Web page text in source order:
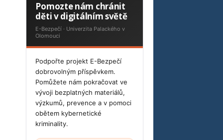
Pomozte nám chránit
děti v digitálním světě
E-Bezpečí · Univerzita Palackého v
Olomouci
Podpořte projekt E-Bezpečí
dobrovolným příspěvkem.
Pomůžete nám pokračovat ve
vývoji bezplatných materiálů,
výzkumů, prevence a v pomoci
obětem kybernetické
kriminality.